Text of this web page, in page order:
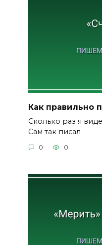
Как правильно
Сколько раз я
Сам так писал
0 0